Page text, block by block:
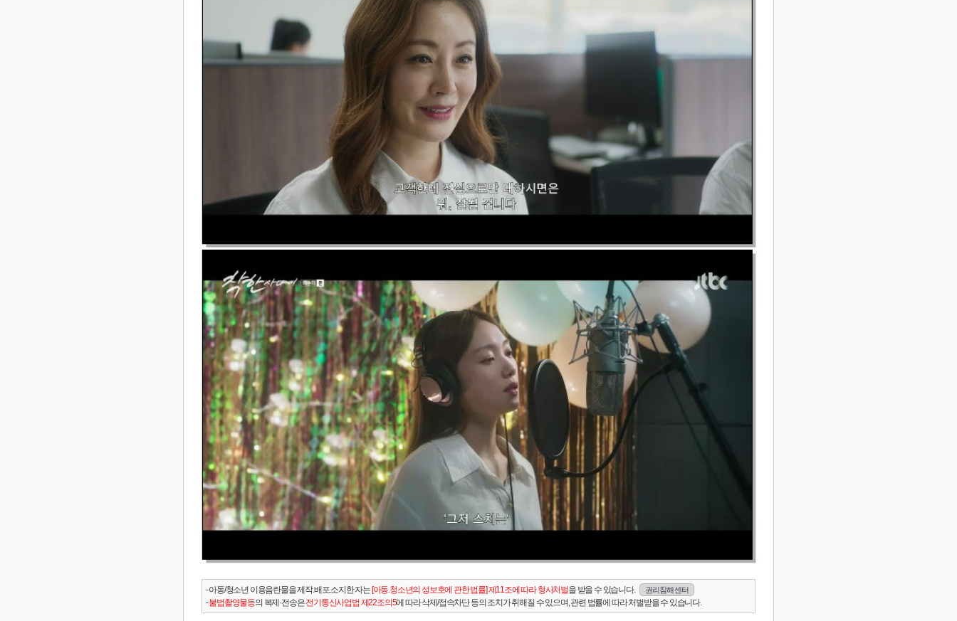
- 아동/청소년 이용음란물을 제작.배포.소지한 자는[아동.청소년의 성보호에 관한 법률] 제11조에 따라 형사처벌을 받을 수 있습니다. 권리침해 센터
-불법촬영물등의 복제·전송은전기통신사업법 제22조의5에 따라 삭제/접속차단 등의 조치가 취해질 수 있으며, 관련 법률에 따라 처벌받을 수 있습니다.